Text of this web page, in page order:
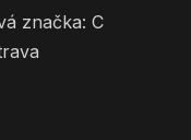
značka: C